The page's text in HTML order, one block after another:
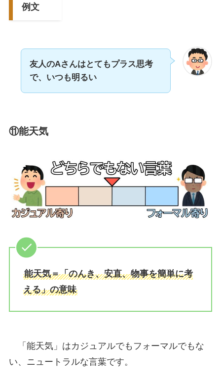
例文
友人のAさんはとてもプラス思考
で、いつも明るい
⑪能天気
能天気＝「のんき、安直、物事を簡単に考
える」の意味
「能天気」はカジュアルでもフォーマルでもな
い、ニュートラルな言葉です。